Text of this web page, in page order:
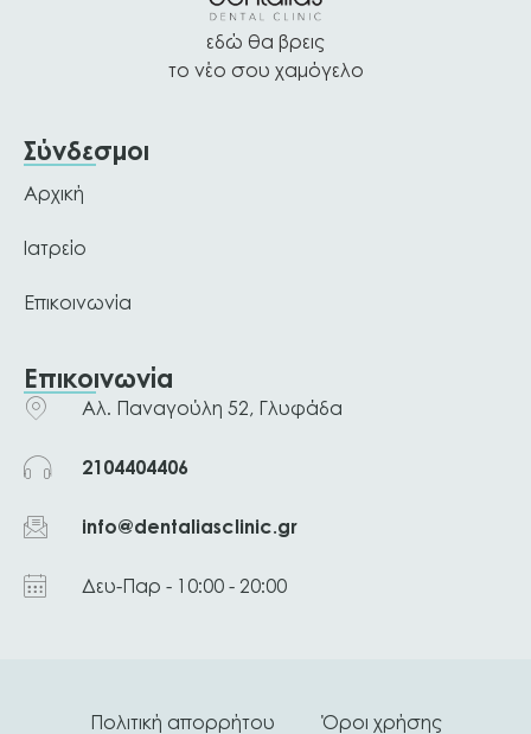
εδώ θα βρεις
το νέο σου χαμόγελο
Σύνδεσμοι
Αρχική
Ιατρείο
Επικοινωνία
Επικοινωνία
Αλ. Παναγούλη 52, Γλυφάδα
2104404406
info@dentaliasclinic.gr
Δευ-Παρ - 10:00 - 20:00
Πολιτική απορρήτου Όροι χρήσης